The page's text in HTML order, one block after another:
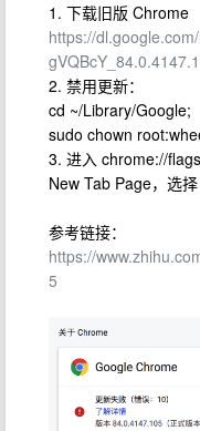
1. 下载旧版 Chrome
https://
2. 禁用更新：
cd ~/Library/Google;
sudo chown
3. 进入 chrome://
New Tab Page，选
参考链接：
https://
5